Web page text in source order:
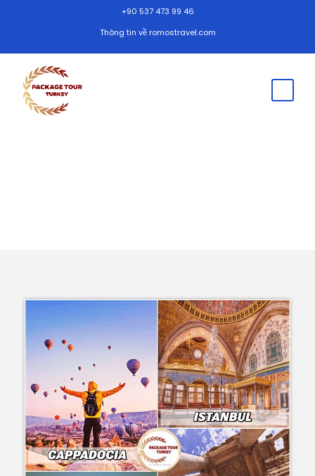
+90 537 473 99 46
Thông tin về romostravel.com